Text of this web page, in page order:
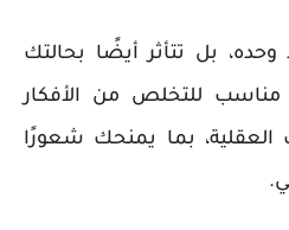
بل تتأثر أيضًا بحالتك
مناسب للتخلص من الأفكار
العقلية، بما يمنحك شعورًا